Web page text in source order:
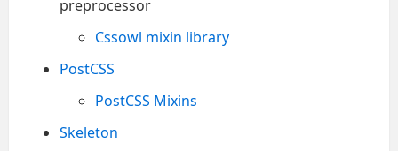
preprocessor
Cssowl mixin library
PostCSS
PostCSS Mixins
Skeleton